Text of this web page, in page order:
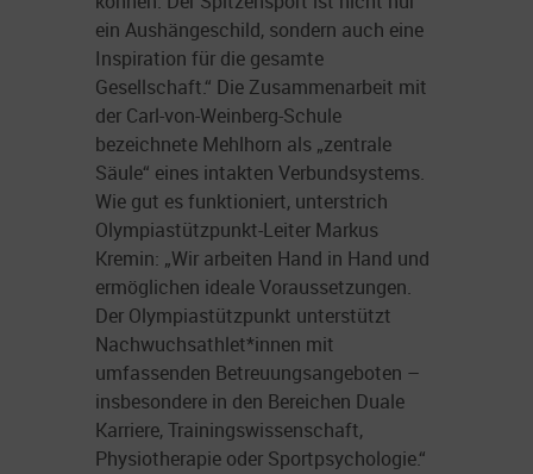
ein Aushängeschild, sondern auch eine
Inspiration für die gesamte
Gesellschaft.“ Die Zusammenarbeit mit
der Carl-von-Weinberg-Schule
bezeichnete Mehlhorn als „zentrale
Säule“ eines intakten Verbundsystems.
Wie gut es funktioniert, unterstrich
Olympiastützpunkt-Leiter Markus
Kremin: „Wir arbeiten Hand in Hand und
ermöglichen ideale Voraussetzungen.
Der Olympiastützpunkt unterstützt
Nachwuchsathlet*innen mit
umfassenden Betreuungsangeboten –
insbesondere in den Bereichen Duale
Karriere, Trainingswissenschaft,
Physiotherapie oder Sportpsychologie.“